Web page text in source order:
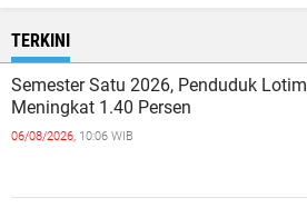
TERKINI
Semester Satu 2026, Penduduk Lotim
Meningkat 1.40 Persen
06/08/2026, 10:06 WIB